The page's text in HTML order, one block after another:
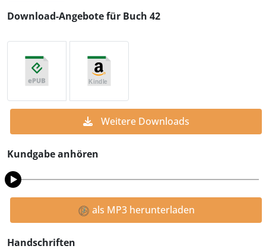
Download-Angebote für Buch 42
Weitere Downloads
Kundgabe anhören
als MP3 herunterladen
Handschriften